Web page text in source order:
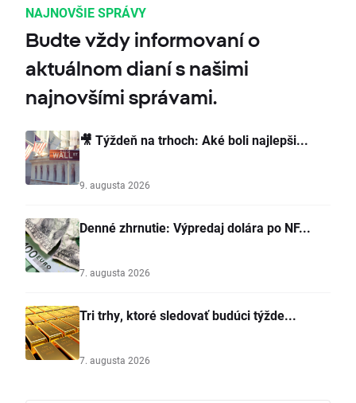
NAJNOVŠIE SPRÁVY
Budte vždy informovaní o
aktuálnom dianí s našimi
najnovšími správami.
🎥 Týždeň na trhoch: Aké boli najlepši...
9. augusta 2026
Denné zhrnutie: Výpredaj dolára po NF...
7. augusta 2026
Tri trhy, ktoré sledovať budúci týžde...
7. augusta 2026